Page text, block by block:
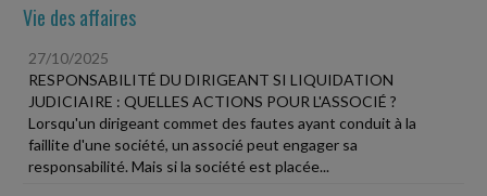
Vie des affaires
27/10/2025
RESPONSABILITÉ DU DIRIGEANT SI LIQUIDATION
JUDICIAIRE : QUELLES ACTIONS POUR L'ASSOCIÉ ?
Lorsqu'un dirigeant commet des fautes ayant conduit à la
faillite d'une société, un associé peut engager sa
responsabilité. Mais si la société est placée...